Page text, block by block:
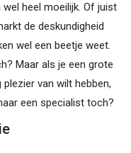
heel moeilijk. Of juist
de deskundigheid
wel een beetje weet.
Maar als je een grote
van wilt hebben,
een specialist toch?